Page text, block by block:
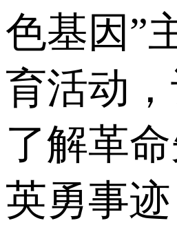
色基因”
育活动
了解革
英勇事